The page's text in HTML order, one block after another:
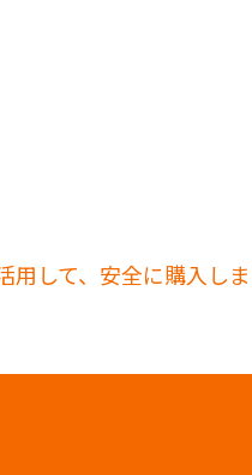
して、安全に購入しま